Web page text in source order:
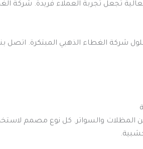
تجعل تجربة العملاء فريدة. شركة
شركة الغطاء الذهبي المبتكرة. اتصل
من المظلات والسواتر. كل نوع مصمم